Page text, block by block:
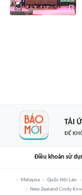
TẢI
ĐỂ
Điều khoản sử
Malaysia Quốc Hội Lào
New Zealand Cindy Kiro